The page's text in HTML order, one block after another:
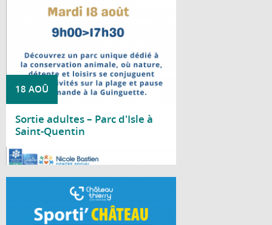
18 AOÛ
Sortie adultes – Parc d'Isle à
Saint-Quentin
À chaque période de vacances scolaires, la
Ville de Château-Thierry invite les jeunes à
découvrir durant deux jours une multitude